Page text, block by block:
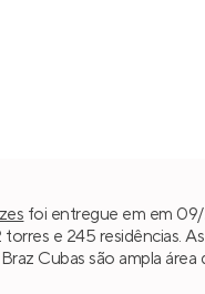
foi entregue em em
e 245 residências.
Cubas são ampla